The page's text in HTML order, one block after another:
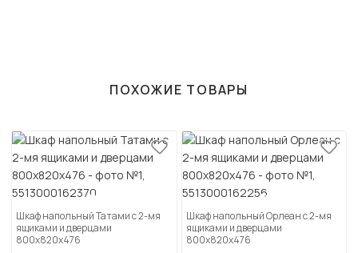
ПОХОЖИЕ ТОВАРЫ
Шкаф напольный Татами с 2-мя
ящиками и дверцами
800х820х476
Шкаф напольный Орлеан с 2-мя
ящиками и дверцами
800х820х476